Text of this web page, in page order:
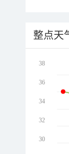
整点天
38
36
34
32
30